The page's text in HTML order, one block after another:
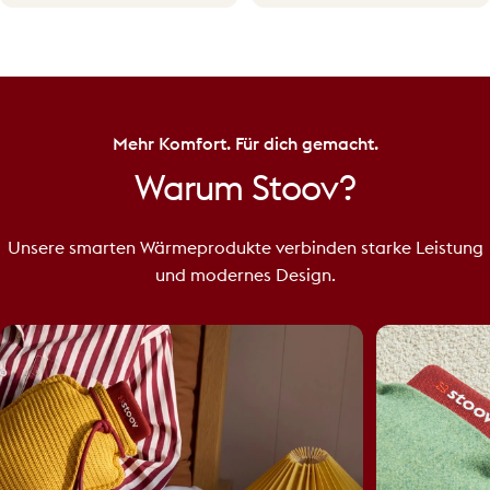
Mehr Komfort. Für dich gemacht.
Warum Stoov?
Unsere smarten Wärmeprodukte verbinden starke Leistung
und modernes Design.